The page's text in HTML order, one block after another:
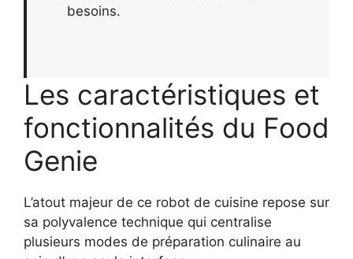
besoins.
Les caractéristiques et
fonctionnalités du Food
Genie
L’atout majeur de ce robot de cuisine repose sur
sa polyvalence technique qui centralise
plusieurs modes de préparation culinaire au